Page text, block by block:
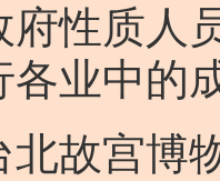
府性质人
各业中的
宫博物